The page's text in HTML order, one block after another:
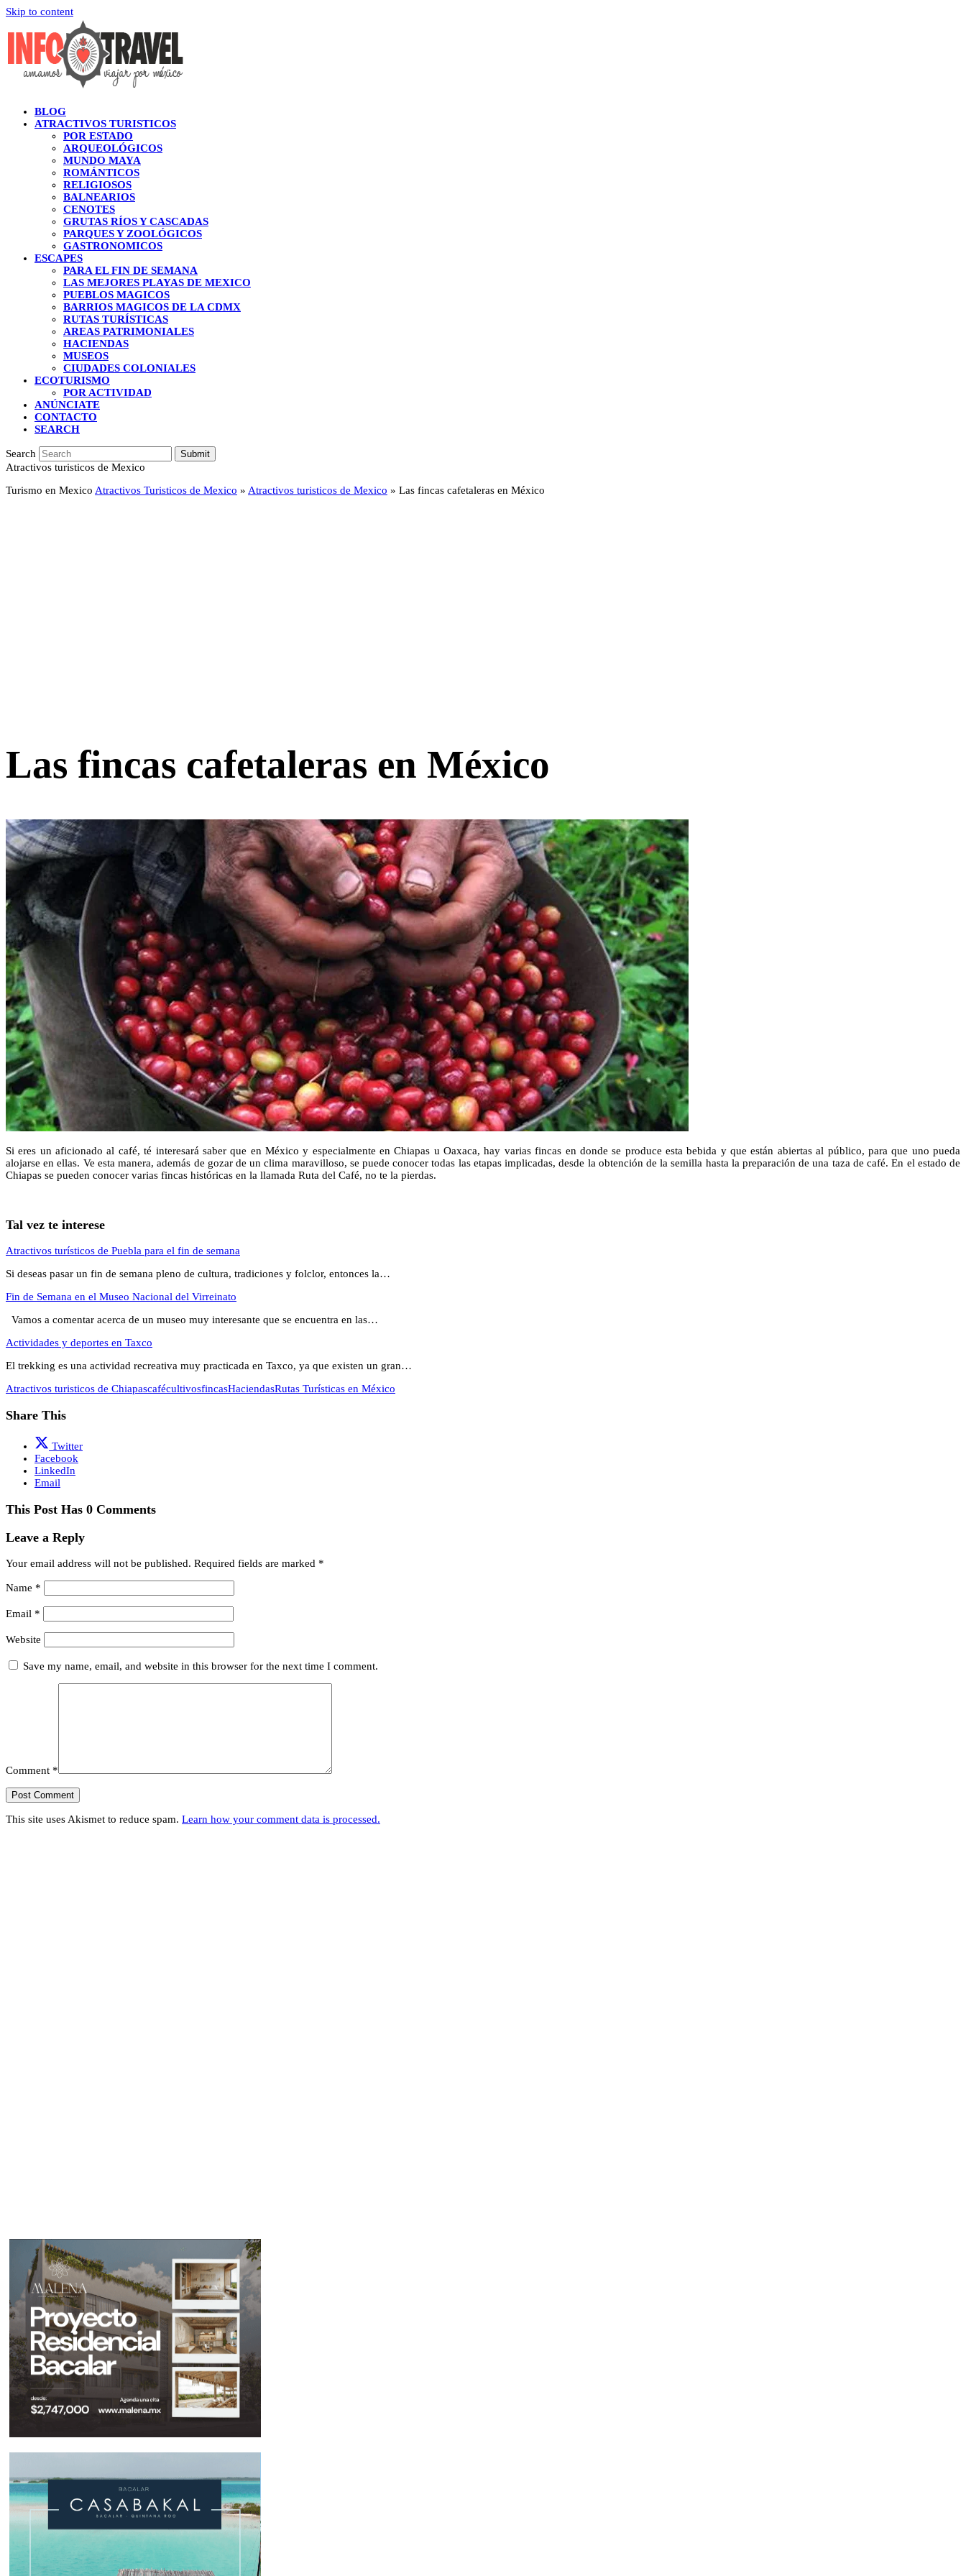
Skip to content
BLOG
ATRACTIVOS TURISTICOS
POR ESTADO
ARQUEOLÓGICOS
MUNDO MAYA
ROMÁNTICOS
RELIGIOSOS
BALNEARIOS
CENOTES
GRUTAS RÍOS Y CASCADAS
PARQUES Y ZOOLÓGICOS
GASTRONOMICOS
ESCAPES
PARA EL FIN DE SEMANA
LAS MEJORES PLAYAS DE MEXICO
PUEBLOS MAGICOS
BARRIOS MAGICOS DE LA CDMX
RUTAS TURÍSTICAS
AREAS PATRIMONIALES
HACIENDAS
MUSEOS
CIUDADES COLONIALES
ECOTURISMO
POR ACTIVIDAD
ANÚNCIATE
CONTACTO
SEARCH
Search Submit
Atractivos turisticos de Mexico
Turismo en Mexico Atractivos Turisticos de Mexico » Atractivos turisticos de Mexico » Las fincas cafetaleras en México
Las fincas cafetaleras en México
Si eres un aficionado al café, té interesará saber que en México y especialmente en Chiapas u Oaxaca, hay varias fincas en donde se produce esta bebida y que están abiertas al público, para que uno pueda
alojarse en ellas. Ve esta manera, además de gozar de un clima maravilloso, se puede conocer todas las etapas implicadas, desde la obtención de la semilla hasta la preparación de una taza de café. En el estado de
Chiapas se pueden conocer varias fincas históricas en la llamada Ruta del Café, no te la pierdas.
Tal vez te interese
Atractivos turísticos de Puebla para el fin de semana
Si deseas pasar un fin de semana pleno de cultura, tradiciones y folclor, entonces la…
Fin de Semana en el Museo Nacional del Virreinato
Vamos a comentar acerca de un museo muy interesante que se encuentra en las…
Actividades y deportes en Taxco
El trekking es una actividad recreativa muy practicada en Taxco, ya que existen un gran…
Atractivos turisticos de ChiapascafécultivosfincasHaciendasRutas Turísticas en México
Share This
Twitter
Facebook
LinkedIn
Email
This Post Has 0 Comments
Leave a Reply
Your email address will not be published. Required fields are marked *
Name *
Email *
Website
Save my name, email, and website in this browser for the next time I comment.
Comment *
This site uses Akismet to reduce spam. Learn how your comment data is processed.